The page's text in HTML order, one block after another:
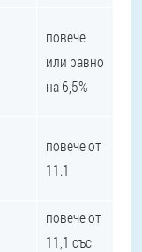
повече
или равно
на 6,5%
повече от
11.1
повече от
11,1 със